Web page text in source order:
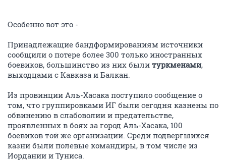
Особенно вот это -
Принадлежащие бандформированиям источники
сообщили о потере более 300 только иностранных
боевиков, большинство из них были туркменами,
выходцами с Кавказа и Балкан.
Из провинции Аль-Хасака поступило сообщение о
том, что группировками ИГ были сегодня казнены по
обвинению в слабоволии и предательстве,
проявленных в боях за город Аль-Хасака, 100
боевиков той же организации. Среди подвергшихся
казни были полевые командиры, в том числе из
Иордании и Туниса.